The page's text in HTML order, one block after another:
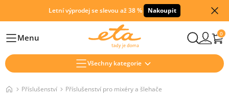
Letní výprodej se slevou až 38 % Nakoupit
HlavníMenu 0
Všechny kategorie
Příslušenství Příslušenství pro mixéry a šlehače